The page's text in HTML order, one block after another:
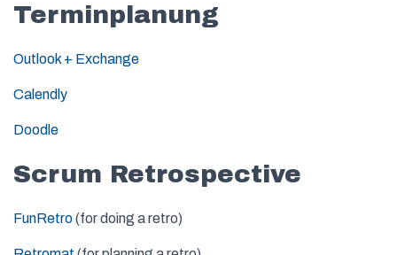
Terminplanung
Outlook + Exchange
Calendly
Doodle
Scrum Retrospective
FunRetro(for doing a retro)